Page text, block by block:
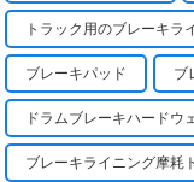
トラック用のブレーキラ
ブレーキパッド ブ
ドラムブレーキハードウ
ブレーキライニング摩耗